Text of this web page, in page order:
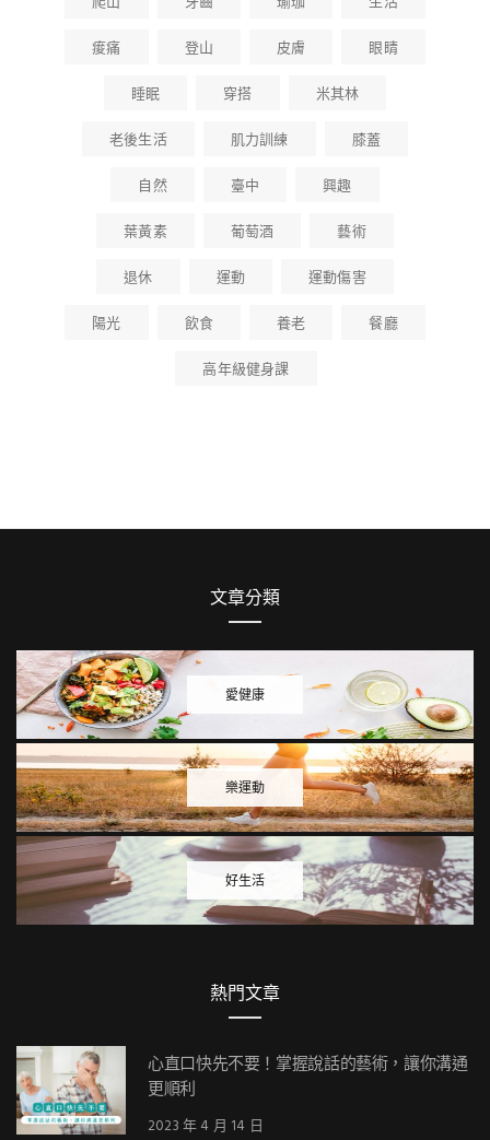
痠痛
登山 皮膚
眼睛
睡眠
穿搭
米其林
老後生活
肌力訓練
膝蓋
自然
臺中
興趣
葉黃素
葡萄酒
藝術
退休
運動
運動傷害
陽光
飲食 養老
餐廳
高年級健身課
文章分類
愛健康
樂運動
好生活
熱門文章
心直口快先不要！掌握說話的藝術，讓你溝通
更順利
2023 年 4 月 14 日